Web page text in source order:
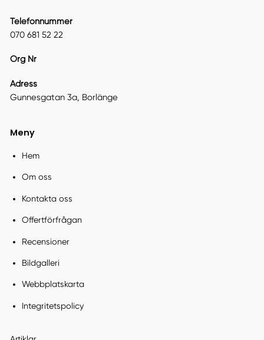
Telefonnummer
070 681 52 22
Org Nr
Adress
Gunnesgatan 3a, Borlänge
Meny
Hem
Om oss
Kontakta oss
Offertförfrågan
Recensioner
Bildgalleri
Webbplatskarta
Integritetspolicy